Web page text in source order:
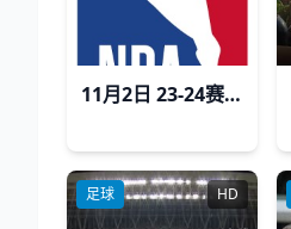
11月2日 23-24赛季NBA常规赛 公牛VS独行侠
足球 HD